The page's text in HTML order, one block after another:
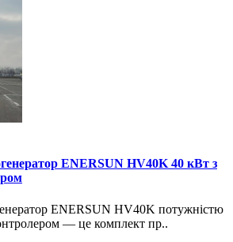
ENERSUN HV40K 40 кВт з
ENERSUN HV40K потужністю
— це комплект пр..